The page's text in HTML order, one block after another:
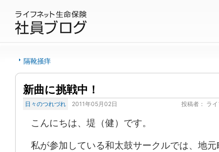
隔靴掻痒
新曲に挑戦中！
日々のつれづれ 2011年05月02日 投稿者： ラ
こんにちは、堤（健）です。
私が参加している和太鼓サークルでは、地